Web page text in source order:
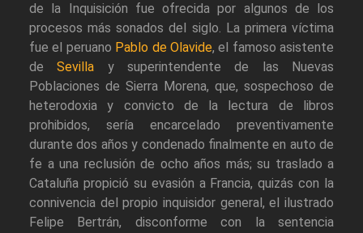
de la Inquisición fue ofrecida por algunos de los
procesos más sonados del siglo. La primera víctima
fue el peruano Pablo de Olavide, el famoso asistente
deSevilla y superintendente de las Nuevas
Poblaciones de Sierra Morena, que, sospechoso de
heterodoxia y convicto de la lectura de libros
prohibidos, sería encarcelado preventivamente
durante dos años y condenado finalmente en auto de
fe a una reclusión de ocho años más; su traslado a
Cataluña propició su evasión a Francia, quizás con la
connivencia del propio inquisidor general, el ilustrado
Felipe Bertrán, disconforme con la sentencia